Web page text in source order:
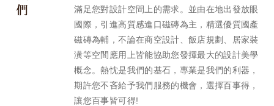
滿足您對設計空間上的需求。並由在地出發放眼
國際，引進高質感進口磁磚為主，精選優質國產
磁磚為輔，不論在商空設計、飯店規劃、居家裝
潢等空間應用上皆能協助您發揮最大的設計美學
概念。熱忱是我們的基石，專業是我們的利器，
期許您不吝給予我們服務的機會，選擇百事得，
讓您百事皆可得!